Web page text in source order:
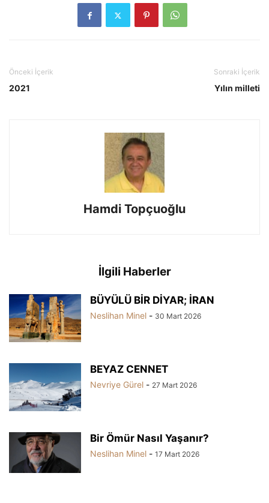
Önceki İçerik
2021
Sonraki İçerik
Yılın milleti
Hamdi Topçuoğlu
İlgili Haberler
BÜYÜLÜ BİR DİYAR; İRAN
Neslihan Minel - 30 Mart 2026
BEYAZ CENNET
Nevriye Gürel - 27 Mart 2026
Bir Ömür Nasıl Yaşanır?
Neslihan Minel - 17 Mart 2026